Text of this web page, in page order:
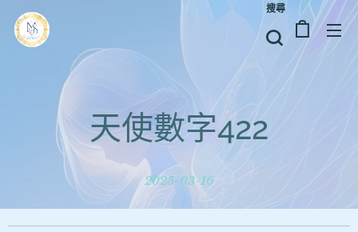
搜尋
天使數字422
2025-03-16